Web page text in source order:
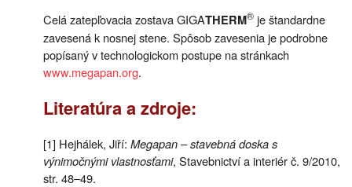
Celá zatepľovacia zostava GIGATHERM® je štandardne
zavesená k nosnej stene. Spôsob zavesenia je podrobne
popísaný v technologickom postupe na stránkach
www.megapan.org.
Literatúra a zdroje:
[1] Hejhálek, Jiří: Megapan – stavebná doska s
výnimočnými vlastnosťami, Stavebnictví a interiér č. 9/2010,
str. 48–49.